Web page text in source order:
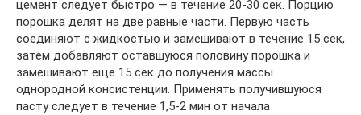
цемент следует быстро — в течение 20-30 сек. Порцию
порошка делят на две равные части. Первую часть
соединяют с жидкостью и замешивают в течение 15 сек,
затем добавляют оставшуюся половину порошка и
замешивают еще 15 сек до получения массы
однородной консистенции. Применять получившуюся
пасту следует в течение 1,5-2 мин от начала